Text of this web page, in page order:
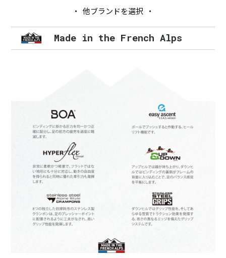
他ブランドを選択
Made in the French Alps